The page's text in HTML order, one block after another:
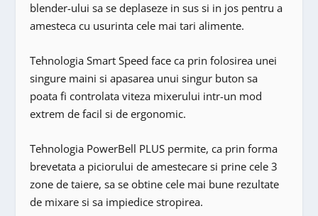
blender-ului sa se deplaseze in sus si in jos pentru a
amesteca cu usurinta cele mai tari alimente.
Tehnologia Smart Speed face ca prin folosirea unei
singure maini si apasarea unui singur buton sa
poata fi controlata viteza mixerului intr-un mod
extrem de facil si de ergonomic.
Tehnologia PowerBell PLUS permite, ca prin forma
brevetata a piciorului de amestecare si prine cele 3
zone de taiere, sa se obtine cele mai bune rezultate
de mixare si sa impiedice stropirea.